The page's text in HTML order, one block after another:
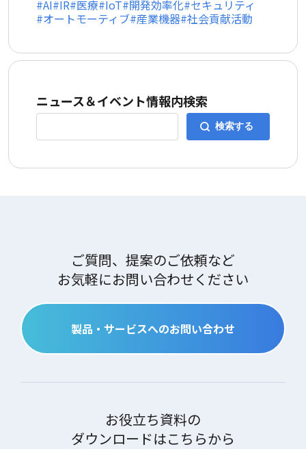
AI IR 医療 IoT 開発効率化 セキュリティ
オートモーティブ 産業機器 社会貢献活動
ニュース＆イベント情報内検索
ご質問、提案のご依頼など
お気軽にお問い合わせください
製品・サービスへのお問い合わせ
お役立ち資料の
ダウンロードはこちらから